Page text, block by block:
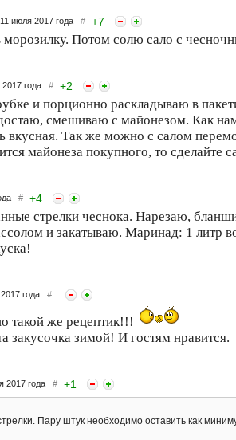
11 июля 2017 года # +7
Потом солю сало с
2017 года # +2
и порционно раскладываю в
смешиваю с майонезом. Как
вкусная. Так же можно с салом
майонеза покупного, то
# +4
стрелки чеснока. Нарезаю,
и закатываю. Маринад: 1 литр
года #
такой же рецептик!!!
закусочка зимой! И гостям нравится.
2017 года # +1
Пару штук необходимо оставить как